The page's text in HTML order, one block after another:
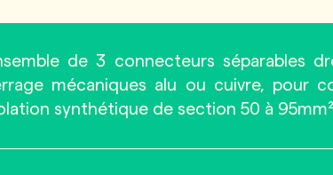
de 3 connecteurs séparables
mécaniques alu ou cuivre, pour
synthétique de section 50 à